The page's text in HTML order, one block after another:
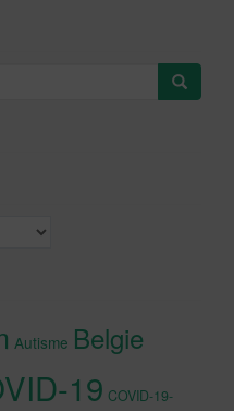
cookies te
Autisme Belgie
19 COVID-19-